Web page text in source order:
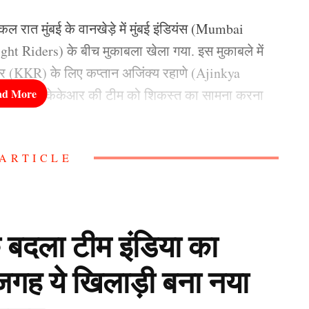
रात मुंबई के वानखेड़े में मुंबई इंडियंस (Mumbai
Riders) के बीच मुकाबला खेला गया. इस मुकाबले में
(KKR) के लिए कप्तान अजिंक्य रहाणे (Ajinkya
से केकेआर की टीम को शिकस्त का सामना करना
नही की थी. मुंबई इंडियंस के खिलाफ मिली शिकस्त
Ajinkya Rahane
ग्रीन के गेंदबाजी न करने को लेकर सवाल पूछा गया,
टीम इंडिया का
ये खिलाड़ी बना नया